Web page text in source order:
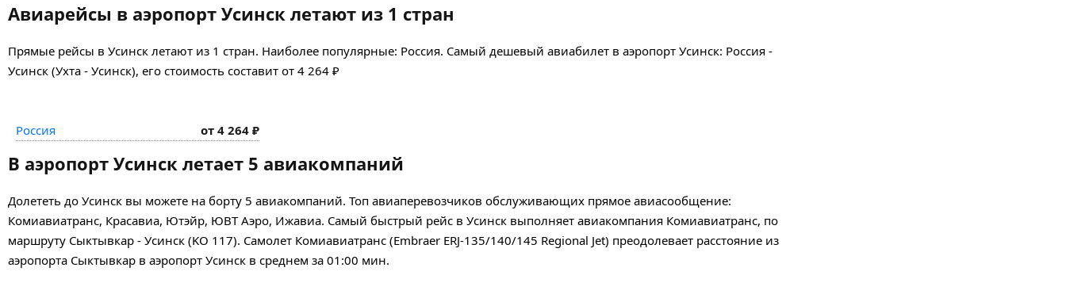
Авиарейсы в аэропорт Усинск летают из 1 стран
Прямые рейсы в Усинск летают из 1 стран. Наиболее популярные: Россия. Самый дешевый авиабилет в аэропорт Усинск: Россия -
Усинск (Ухта - Усинск), его стоимость составит от 4 264 ₽
Россия от 4 264 ₽
В аэропорт Усинск летает 5 авиакомпаний
Долететь до Усинск вы можете на борту 5 авиакомпаний. Топ авиаперевозчиков обслуживающих прямое авиасообщение:
Комиавиатранс, Красавиа, Ютэйр, ЮВТ Аэро, Ижавиа. Самый быстрый рейс в Усинск выполняет авиакомпания Комиавиатранс, по
маршруту Сыктывкар - Усинск (KO 117). Самолет Комиавиатранс (Embraer ERJ-135/140/145 Regional Jet) преодолевает расстояние из
аэропорта Сыктывкар в аэропорт Усинск в среднем за 01:00 мин.